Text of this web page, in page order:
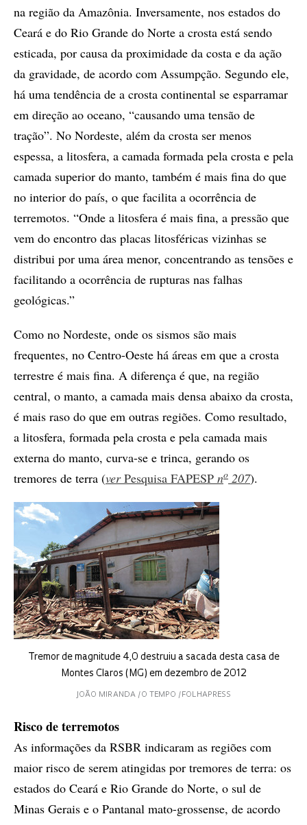
na região da Amazônia. Inversamente, nos estados do
Ceará e do Rio Grande do Norte a crosta está sendo
esticada, por causa da proximidade da costa e da ação
da gravidade, de acordo com Assumpção. Segundo ele,
há uma tendência de a crosta continental se esparramar
em direção ao oceano, “causando uma tensão de
tração”. No Nordeste, além da crosta ser menos
espessa, a litosfera, a camada formada pela crosta e pela
camada superior do manto, também é mais fina do que
no interior do país, o que facilita a ocorrência de
terremotos. “Onde a litosfera é mais fina, a pressão que
vem do encontro das placas litosféricas vizinhas se
distribui por uma área menor, concentrando as tensões e
facilitando a ocorrência de rupturas nas falhas
geológicas.”
Como no Nordeste, onde os sismos são mais
frequentes, no Centro-Oeste há áreas em que a crosta
terrestre é mais fina. A diferença é que, na região
central, o manto, a camada mais densa abaixo da crosta,
é mais raso do que em outras regiões. Como resultado,
a litosfera, formada pela crosta e pela camada mais
externa do manto, curva-se e trinca, gerando os
tremores de terra (verPesquisa FAPESP no 207).
Tremor de magnitude 4,0 destruiu a sacada desta casa de
Montes Claros (MG) em dezembro de 2012
JOÃO MIRANDA /O TEMPO /FOLHAPRESS
Risco de terremotos
As informações da RSBR indicaram as regiões com
maior risco de serem atingidas por tremores de terra: os
estados do Ceará e Rio Grande do Norte, o sul de
Minas Gerais e o Pantanal mato-grossense, de acordo